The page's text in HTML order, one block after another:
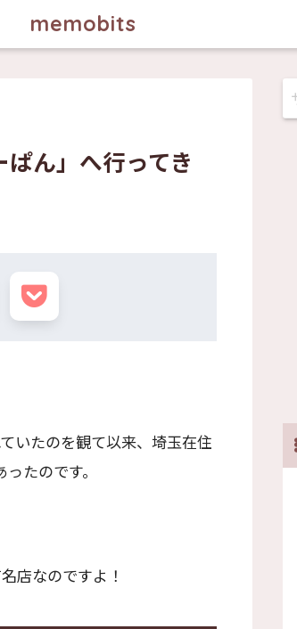
memobits
ん」へ行ってき
いたのを観て以来、埼玉在住
たのです。
店なのですよ！